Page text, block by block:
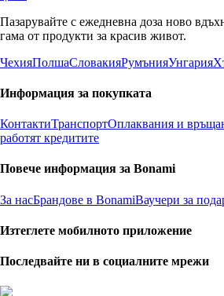
Пазарувайте с ежедневна доза ново
гама от продукти за красив живот.
ЧехияПолшаСловакияРумънияУнгария
Информация за покупката
КонтактиТранспортОплаквания и
работят кредитите
Повече информация за Bonami
За насБрандове в BonamiВаучери за
Изтеглете мобилното приложение
Последвайте ни в социалните мрежи